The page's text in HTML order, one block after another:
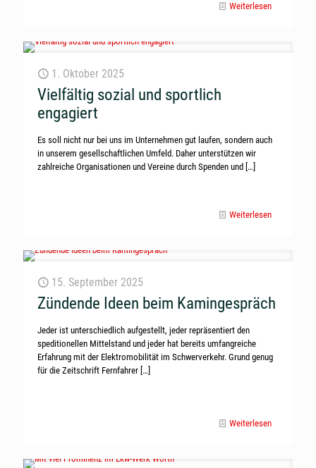
Weiterlesen
1. Oktober 2025
Vielfältig sozial und sportlich
engagiert
Es soll nicht nur bei uns im Unternehmen gut laufen, sondern auch
in unserem gesellschaftlichen Umfeld. Daher unterstützen wir
zahlreiche Organisationen und Vereine durch Spenden und […]
Weiterlesen
15. September 2025
Zündende Ideen beim Kamingespräch
Jeder ist unterschiedlich aufgestellt, jeder repräsentiert den
speditionellen Mittelstand und jeder hat bereits umfangreiche
Erfahrung mit der Elektromobilität im Schwerverkehr. Grund genug
für die Zeitschrift Fernfahrer […]
Weiterlesen